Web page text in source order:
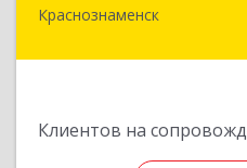
Краснознаменск
Клиентов на
143090,